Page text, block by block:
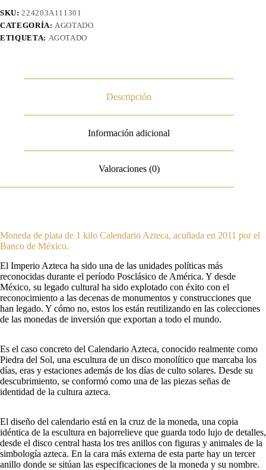
SKU:224203A111301
CATEGORÍA:AGOTADO
ETIQUETA: AGOTADO
Descripción
Información adicional
Valoraciones (0)
Moneda de plata de 1 kilo Calendario Azteca, acuñada en 2011 por el
Banco de México.
El Imperio Azteca ha sido una de las unidades políticas más
reconocidas durante el período Posclásico de América. Y desde
México, su legado cultural ha sido explotado con éxito con el
reconocimiento a las decenas de monumentos y construcciones que
han legado. Y cómo no, estos los están reutilizando en las colecciones
de las monedas de inversión que exportan a todo el mundo.
Es el caso concreto del Calendario Azteca, conocido realmente como
Piedra del Sol, una escultura de un disco monolítico que marcaba los
días, eras y estaciones además de los días de culto solares. Desde su
descubrimiento, se conformó como una de las piezas señas de
identidad de la cultura azteca.
El diseño del calendario está en la cruz de la moneda, una copia
idéntica de la escultura en bajorrelieve que guarda todo lujo de detalles,
desde el disco central hasta los tres anillos con figuras y animales de la
simbología azteca. En la cara más externa de esta parte hay un tercer
anillo donde se sitúan las especificaciones de la moneda y su nombre.